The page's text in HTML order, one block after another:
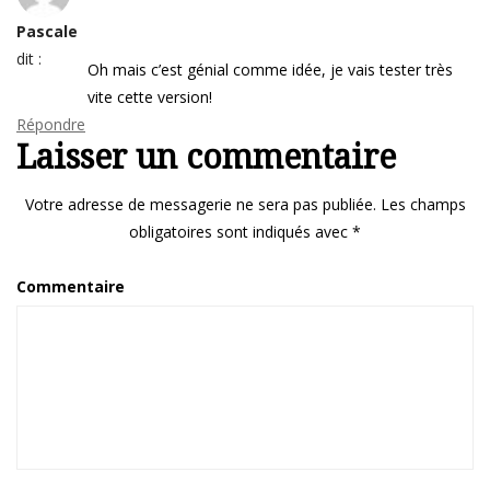
Pascale
dit :
Oh mais c’est génial comme idée, je vais tester très
vite cette version!
Répondre
Laisser un commentaire
Votre adresse de messagerie ne sera pas publiée. Les champs
obligatoires sont indiqués avec *
Commentaire